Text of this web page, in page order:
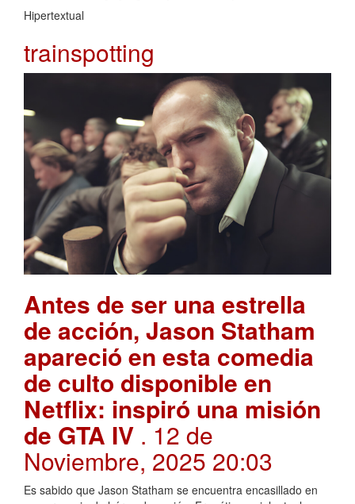
Hipertextual
trainspotting
Antes de ser una estrella
de acción, Jason Statham
apareció en esta comedia
de culto disponible en
Netflix: inspiró una misión
de GTA IV . 12 de
Noviembre, 2025 20:03
Es sabido que Jason Statham se encuentra encasillado en